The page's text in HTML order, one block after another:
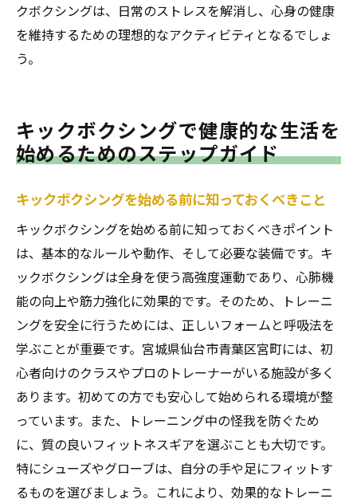
クボクシングは、日常のストレスを解消し、心身の健康
を維持するための理想的なアクティビティとなるでしょ
う。
キックボクシングで健康的な生活を
始めるためのステップガイド
キックボクシングを始める前に知っておくべきこと
キックボクシングを始める前に知っておくべきポイント
は、基本的なルールや動作、そして必要な装備です。キ
ックボクシングは全身を使う高強度運動であり、心肺機
能の向上や筋力強化に効果的です。そのため、トレーニ
ングを安全に行うためには、正しいフォームと呼吸法を
学ぶことが重要です。宮城県仙台市青葉区宮町には、初
心者向けのクラスやプロのトレーナーがいる施設が多く
あります。初めての方でも安心して始められる環境が整
っています。また、トレーニング中の怪我を防ぐため
に、質の良いフィットネスギアを選ぶことも大切です。
特にシューズやグローブは、自分の手や足にフィットす
るものを選びましょう。これにより、効果的なトレーニ